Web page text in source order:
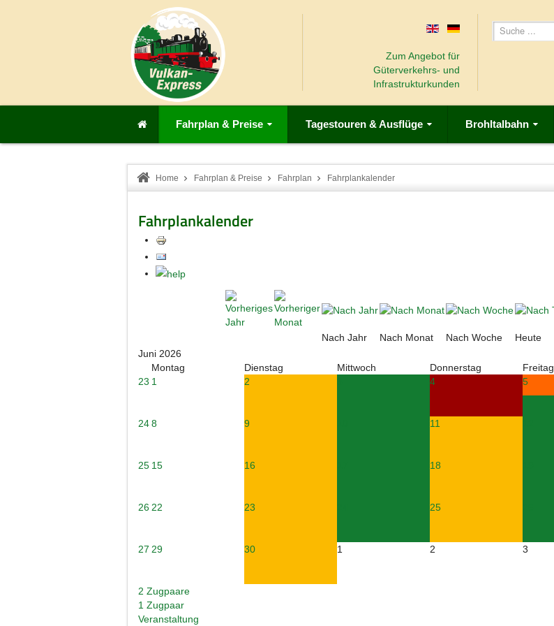
Zum Angebot für
Güterverkehrs- und
Infrastrukturkunden
Fahrplan & Preise Tagestouren & Ausflüge Brohltalbahn
Home Fahrplan & Preise Fahrplan Fahrplankalender
Fahrplankalender
Nach Jahr Nach Monat Nach Woche Heute
Juni 2026
Montag
Dienstag Mittwoch Donnerstag Freitag
23 1 2 4 5
248 9 11
25 15 16 18
2622 23 25
27 29 30 1 2 3
2 Zugpaare
1 Zugpaar
Veranstaltung